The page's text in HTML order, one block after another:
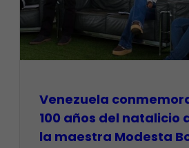
Venezuela
100 años del natalicio
la maestra Modesta